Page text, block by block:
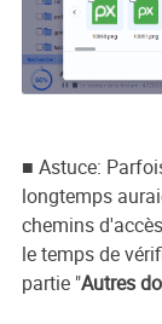
■ Astuce:
longtemps
chemins
le temps de
partie "Autres